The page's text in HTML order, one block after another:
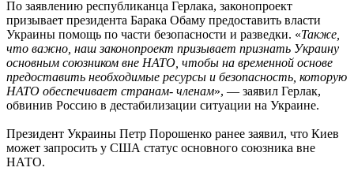
По заявлению республиканца Герлака, законопроект
призывает президента Барака Обаму предоставить власти
Украины помощь по части безопасности и разведки. «Также,
что важно, наш законопроект призывает признать Украину
основным союзником вне НАТО, чтобы на временной основе
предоставить необходимые ресурсы и безопасность, которую
НАТО обеспечивает странам- членам», — заявил Герлак,
обвинив Россию в дестабилизации ситуации на Украине.
Президент Украины Петр Порошенко ранее заявил, что Киев
может запросить у США статус основного союзника вне
НАТО.